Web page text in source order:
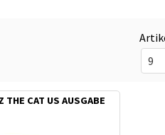
THE CAT US AUSGABE